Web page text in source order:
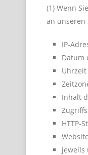
(1) Wenn
an unseren
IP-
Datum
Inhalt
HTTP-
jeweils